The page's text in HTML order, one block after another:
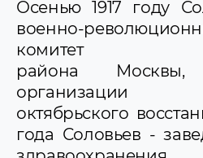
Осенью 1917 году
военно-
комитет
района
организации
октябрьского
года Соловьев -